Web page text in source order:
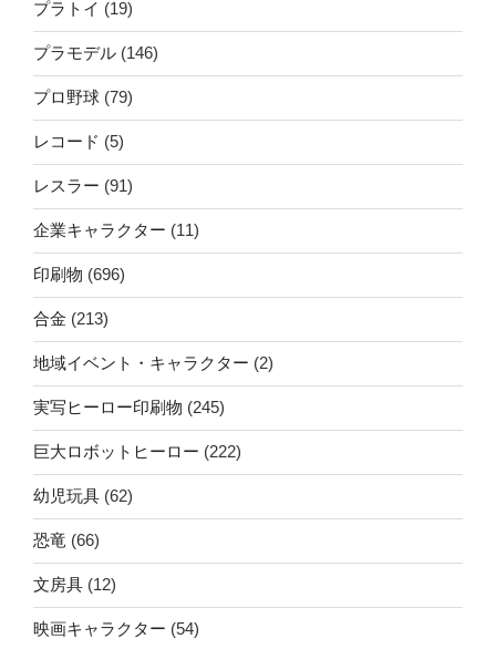
プラトイ (19)
プラモデル (146)
プロ野球 (79)
レコード (5)
レスラー (91)
企業キャラクター (11)
印刷物 (696)
合金 (213)
地域イベント・キャラクター (2)
実写ヒーロー印刷物 (245)
巨大ロボットヒーロー (222)
幼児玩具 (62)
恐竜 (66)
文房具 (12)
映画キャラクター (54)